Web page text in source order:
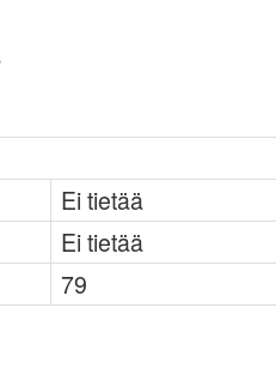
Ei tietää
Ei tietää
79